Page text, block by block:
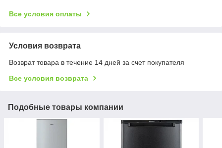
Все условия оплаты
Условия возврата
Возврат товара в течение 14 дней за счет покупателя
Все условия возврата
Подобные товары компании